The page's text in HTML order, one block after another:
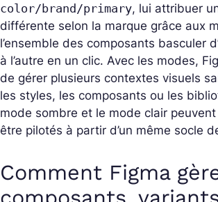
color/brand/primary, lui attribuer
différente selon la marque grâce aux
l’ensemble des composants basculer
à l’autre en un clic. Avec les modes,
de gérer plusieurs contextes visuels
les styles, les composants ou les
mode sombre et le mode clair
être pilotés à partir d’un même socle
Comment Figma